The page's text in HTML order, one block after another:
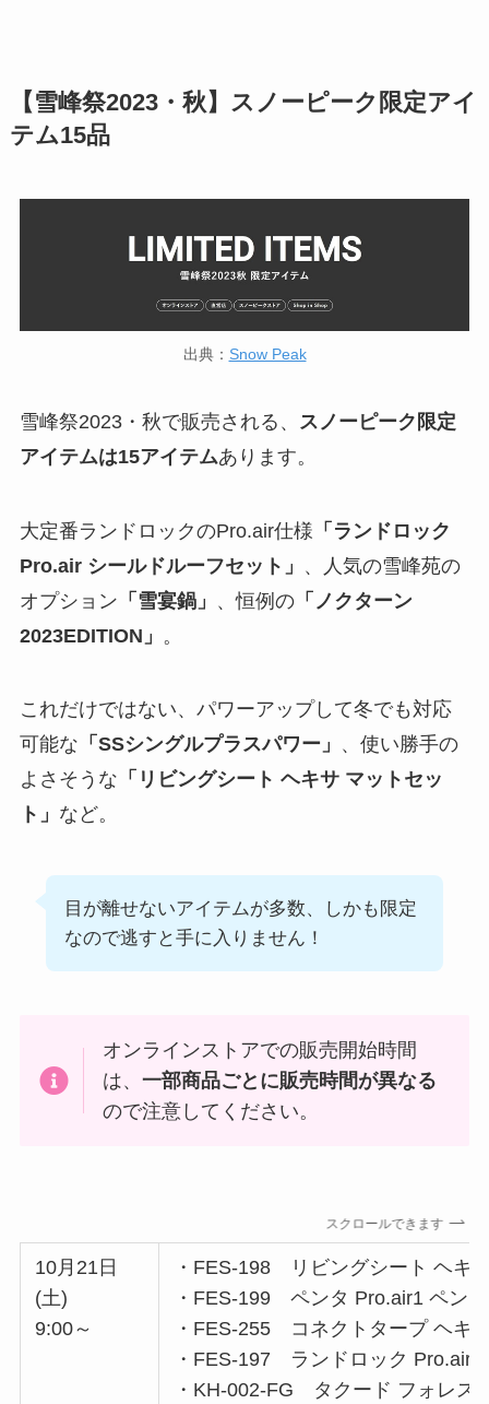
【雪峰祭2023・秋】スノーピーク限定アイ
テム15品
出典： Snow Peak
雪峰祭2023・秋で販売される、
スノーピーク限定
アイテムは15アイテムあります。
大定番ランドロックのPro.air仕様 「ランドロック
Pro.air シールドルーフセット」 、人気の雪峰苑の
オプション 「雪宴鍋」 、恒例の「ノクターン
2023EDITION」 。
これだけではない、パワーアップして冬でも対応
可能な 「SSシングルプラスパワー」 、使い勝手の
よさそうな 「リビングシート ヘキサ マットセッ
ト」 など。
目が離せないアイテムが多数、しかも限定
なので逃すと手に入りません！
オンラインストアでの販売開始時間
は、一部商品ごとに販売時間が異なる
ので注意してください。
スクロールできます
10月21日
(土)
9:00～
・FES-198 リビングシート ヘキ
・FES-199 ペンタ Pro.air1 ペン
・FES-255 コネクトタープ ヘキ
・FES-197 ランドロック Pro.air
・KH-002-FG タクード フォレス